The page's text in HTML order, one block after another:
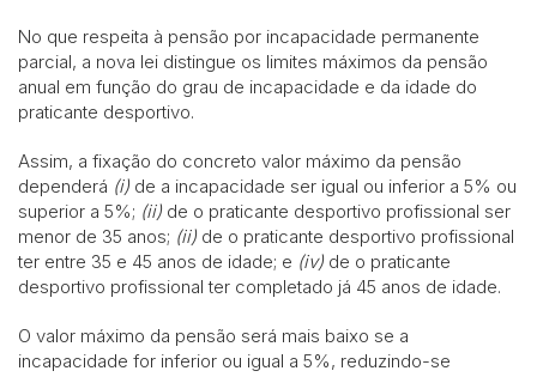
No que respeita à pensão por incapacidade permanente
parcial, a nova lei distingue os limites máximos da pensão
anual em função do grau de incapacidade e da idade do
praticante desportivo.
Assim, a fixação do concreto valor máximo da pensão
dependerá (i) de a incapacidade ser igual ou inferior a 5% ou
superior a 5%; (ii) de o praticante desportivo profissional ser
menor de 35 anos; (ii) de o praticante desportivo profissional
ter entre 35 e 45 anos de idade; e (iv) de o praticante
desportivo profissional ter completado já 45 anos de idade.
O valor máximo da pensão será mais baixo se a
incapacidade for inferior ou igual a 5%, reduzindo-se